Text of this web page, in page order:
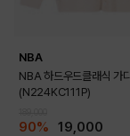
NBA
NBA 하드우드클래식 가
(N224KC111P)
90% 19,000